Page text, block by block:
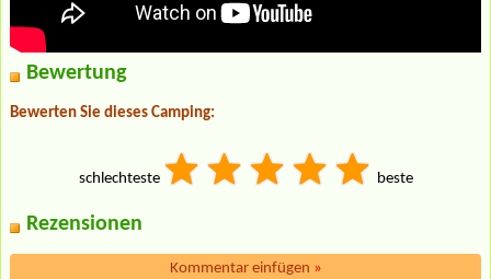
Bewertung
Bewerten Sie dieses Camping:
schlechteste beste
Rezensionen
Kommentar einfügen »